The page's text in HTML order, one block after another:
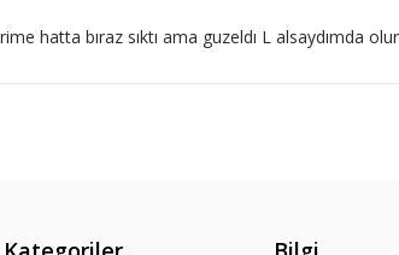
bıraz sıktı ama guzeldı L alsaydımda olurdu